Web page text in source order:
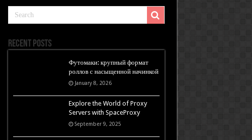
Recent Posts
Футомаки: крупный формат
роллов с насыщенной начинкой
January 8, 2026
Explore the World of Proxy
Servers with SpaceProxy
September 9, 2025